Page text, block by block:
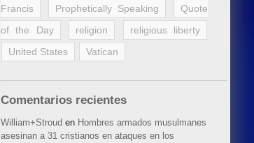
Francis
Prophetically Speaking
Quote
of the Day
religion
religious liberty
United States
Vatican
Comentarios recientes
William+Stroud en Hombres armados musulmanes
asesinan a 31 cristianos en ataques en los